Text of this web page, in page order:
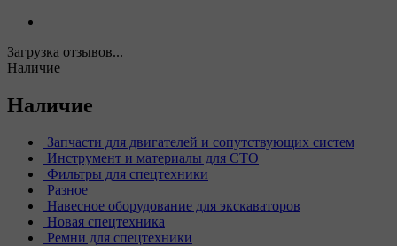
Загрузка отзывов...
Наличие
Наличие
Запчасти для двигателей и сопутствующих систем
Инструмент и материалы для СТО
Фильтры для спецтехники
Разное
Навесное оборудование для экскаваторов
Новая спецтехника
Ремни для спецтехники